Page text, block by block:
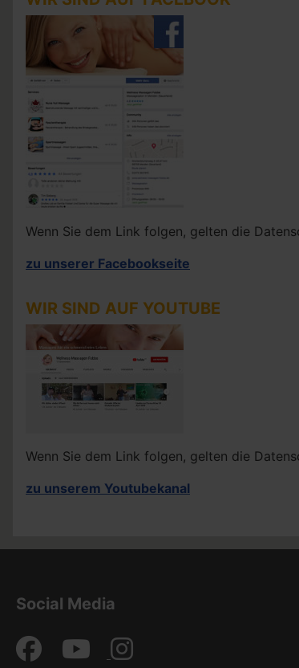
Wenn Sie dem Link folgen, gelten die
zu unserer Facebookseite
WIR SIND AUF YOUTUBE
Wenn Sie dem Link folgen, gelten die
zu unserem Youtubekanal
Social Media